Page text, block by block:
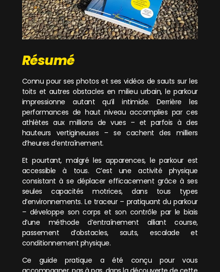
Résumé
Connu pour ses photos et ses vidéos de sauts sur les
toits et autres obstacles en milieu urbain, le parkour
impressionne autant qu’il intimide. Derrière les
performances de haut niveau accomplies par ces
athlètes aux millions de vues – et parfois à des
hauteurs vertigineuses – se cachent des milliers
d’heures d’entraînement.
Et pourtant, malgré les apparences, le parkour est
accessible à tous. C’est une activité physique
consistant à se déplacer efficacement grâce à ses
seules capacités motrices, dans tous types
d’environnements. Le traceur – pratiquant du parkour
– développe son corps et son contrôle par le biais
d’une méthode d’entraînement alliant course,
passement d’obstacles, sauts, escalade et
conditionnement physique.
Ce guide pratique a été conçu pour vous